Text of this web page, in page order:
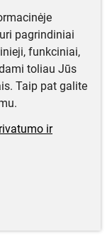
pagrindiniai
funkciniai,
toliau Jūs
Taip pat galite
ir